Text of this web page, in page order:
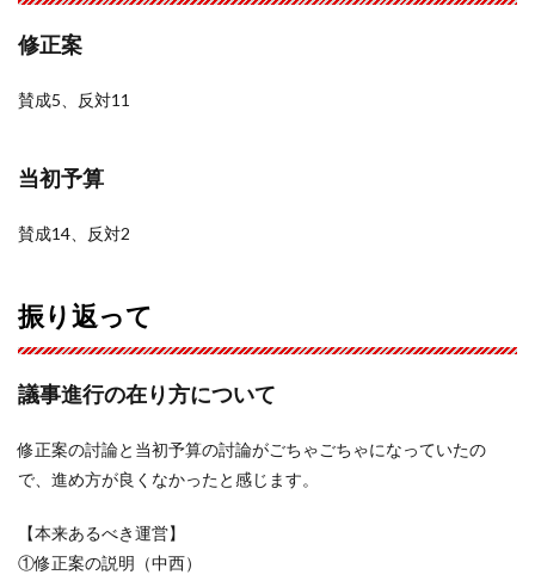
修正案
賛成5、反対11
当初予算
賛成14、反対2
振り返って
議事進行の在り方について
修正案の討論と当初予算の討論がごちゃごちゃになっていたの
で、進め方が良くなかったと感じます。
【本来あるべき運営】
①修正案の説明（中西）